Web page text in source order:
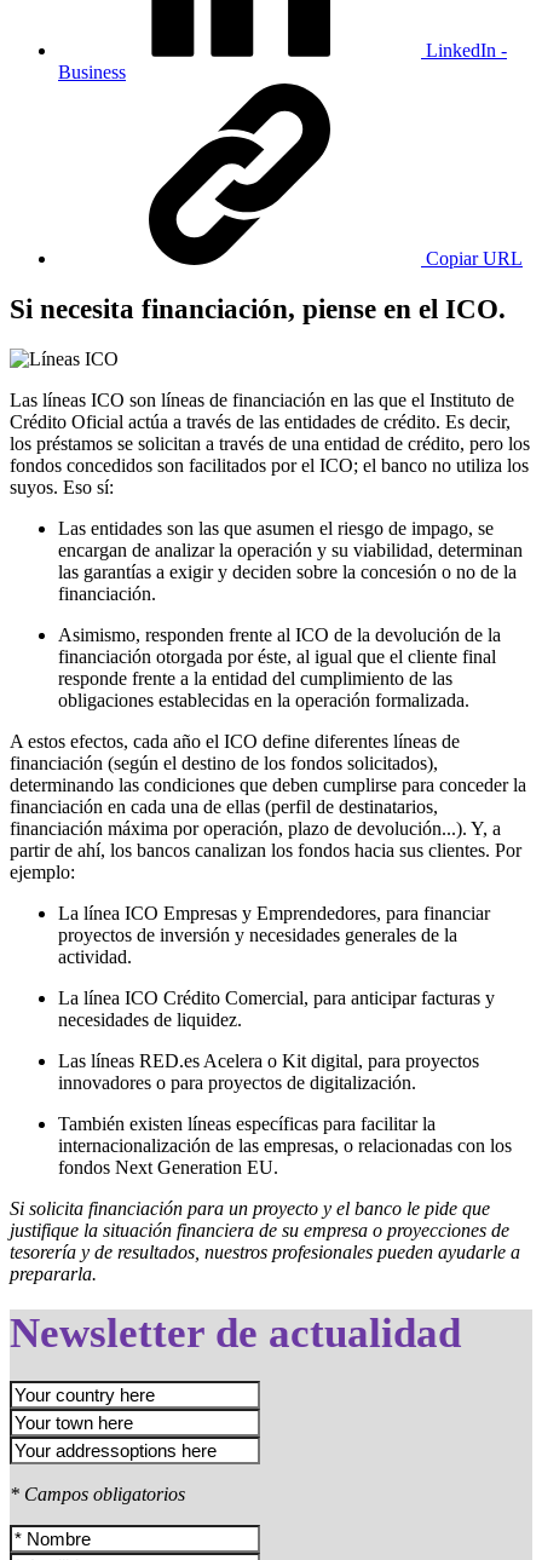
LinkedIn -
Business
Copiar URL
Si necesita financiación, piense en el ICO.
Las líneas ICO son líneas de financiación en las que el Instituto de
Crédito Oficial actúa a través de las entidades de crédito. Es decir,
los préstamos se solicitan a través de una entidad de crédito, pero los
fondos concedidos son facilitados por el ICO; el banco no utiliza los
suyos. Eso sí:
Las entidades son las que asumen el riesgo de impago, se
encargan de analizar la operación y su viabilidad, determinan
las garantías a exigir y deciden sobre la concesión o no de la
financiación.
Asimismo, responden frente al ICO de la devolución de la
financiación otorgada por éste, al igual que el cliente final
responde frente a la entidad del cumplimiento de las
obligaciones establecidas en la operación formalizada.
A estos efectos, cada año el ICO define diferentes líneas de
financiación (según el destino de los fondos solicitados),
determinando las condiciones que deben cumplirse para conceder la
financiación en cada una de ellas (perfil de destinatarios,
financiación máxima por operación, plazo de devolución...). Y, a
partir de ahí, los bancos canalizan los fondos hacia sus clientes. Por
ejemplo:
La línea ICO Empresas y Emprendedores, para financiar
proyectos de inversión y necesidades generales de la
actividad.
La línea ICO Crédito Comercial, para anticipar facturas y
necesidades de liquidez.
Las líneas RED.es Acelera o Kit digital, para proyectos
innovadores o para proyectos de digitalización.
También existen líneas específicas para facilitar la
internacionalización de las empresas, o relacionadas con los
fondos Next Generation EU.
Si solicita financiación para un proyecto y el banco le pide que
justifique la situación financiera de su empresa o proyecciones de
tesorería y de resultados, nuestros profesionales pueden ayudarle a
prepararla.
Newsletter de actualidad
* Campos obligatorios